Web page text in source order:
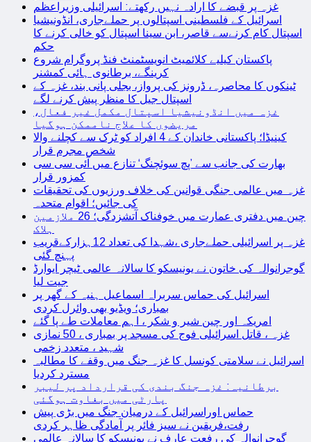
غزہ پر قبضے کا ارادہ نہیں رکھتے: اسرائیلی وزیراعظم
اسرائیل کے فلسطینی اسپتالوں پر حملےجاری، انڈونیشیا
اسپتال کام کرنےسے قاصر، ابن سینا اسپتال کو خالی کرنے کا
حکم
پاکستان کیلیے کلائمیٹ انویسٹمنٹ فنڈ پروگرام شروع
کرینگے، برطانوی ہائی کمشنر
ٹینکوں کا محاصرہ، ڈرونز کی پرواز، بجلی پانی بند، غزہ کے
اسپتال جیل کا منظر پیش کرنے لگے
غزہ میں انڈونیشیا اسپتال مکمل غیر فعال،
مریضوں کا علاج ناممکن ہوگیا
کینیڈا؛ پاکستانی خاندان کے 4 افراد کو ٹرک سے کچلنے والا
شخص مجرم قرار
بھارت کی جانب سے ’پچ سوئچنگ‘ تنازع میں آئی سی سی
کمزور قرار
غزہ میں عالمی جنگی قوانین کی خلاف ورزیوں کی تحقیقات
کی جائیں؛ اقوام متحدہ
چین میں دفتری عمارت میں خوفناک آتشزدگی؛ 26 ملازمین
ہلاک
غزہ پر اسرائیلی حملےجاری ،شہدا کی تعداد 12ہزارکےقریب
پہنچ گئی
گوجرانوالہ کی خاتون نے یونیسکو کا سالانہ عالمی ٹیچر ایوارڈ
جیت لیا
اسرائیل کی حماس سربراہ اسماعیل ہنیہ کے گھر پر
بمباری؛ ویڈیو بھی وائرل کردی
امریکہ اور چین شیر و شکر ، اہم معاملات طے پا گئے
غزہ ، قاتل اسرائیلی فوج کی مسجد پر بمباری ، 50 نمازی
شہید ، متعدد زخمی
اسرائیل نے سلامتی کونسل کا غزہ جنگ میں وقفے کا مطالبہ
مسترد کردیا
برطانیہ: غزہ جنگ بندی کی قرارداد پر لیبر
پارٹی میں بغاوت ہوگئی
حماس اوراسرائیل کے درمیان جنگ میں بڑی پیش
رفت،فریقین نے سیز فائر پر آمادگی ظاہر کردی
گوجرانوالہ کی رفعت عارف نے یونیسکو کا سالانہ عالمی